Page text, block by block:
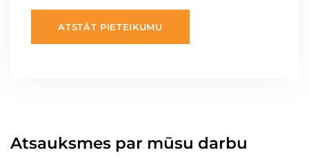
ATSTĀT PIETEIKUMU
Atsauksmes par mūsu darbu